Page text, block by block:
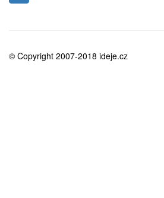
© Copyright 2007-2018 ideje.cz